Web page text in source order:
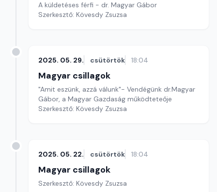
A küldetéses férfi - dr. Magyar Gábor
Szerkesztő: Kövesdy Zsuzsa
2025. 05. 29. csütörtök 18:04
Magyar csillagok
"Amit eszünk, azzá válunk"- Vendégünk dr.Magyar
Gábor, a Magyar Gazdaság működteteője
Szerkesztő: Kövesdy Zsuzsa
2025. 05. 22. csütörtök 18:04
Magyar csillagok
Szerkesztő: Kövesdy Zsuzsa